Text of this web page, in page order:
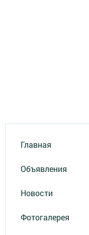
Главная
Объявления
Новости
Фотогалерея